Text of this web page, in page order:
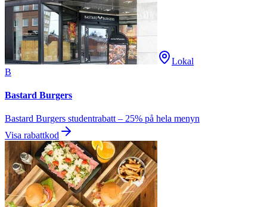
Lokal
B
Bastard Burgers
Bastard Burgers studentrabatt – 25% på hela menyn
Visa rabattkod